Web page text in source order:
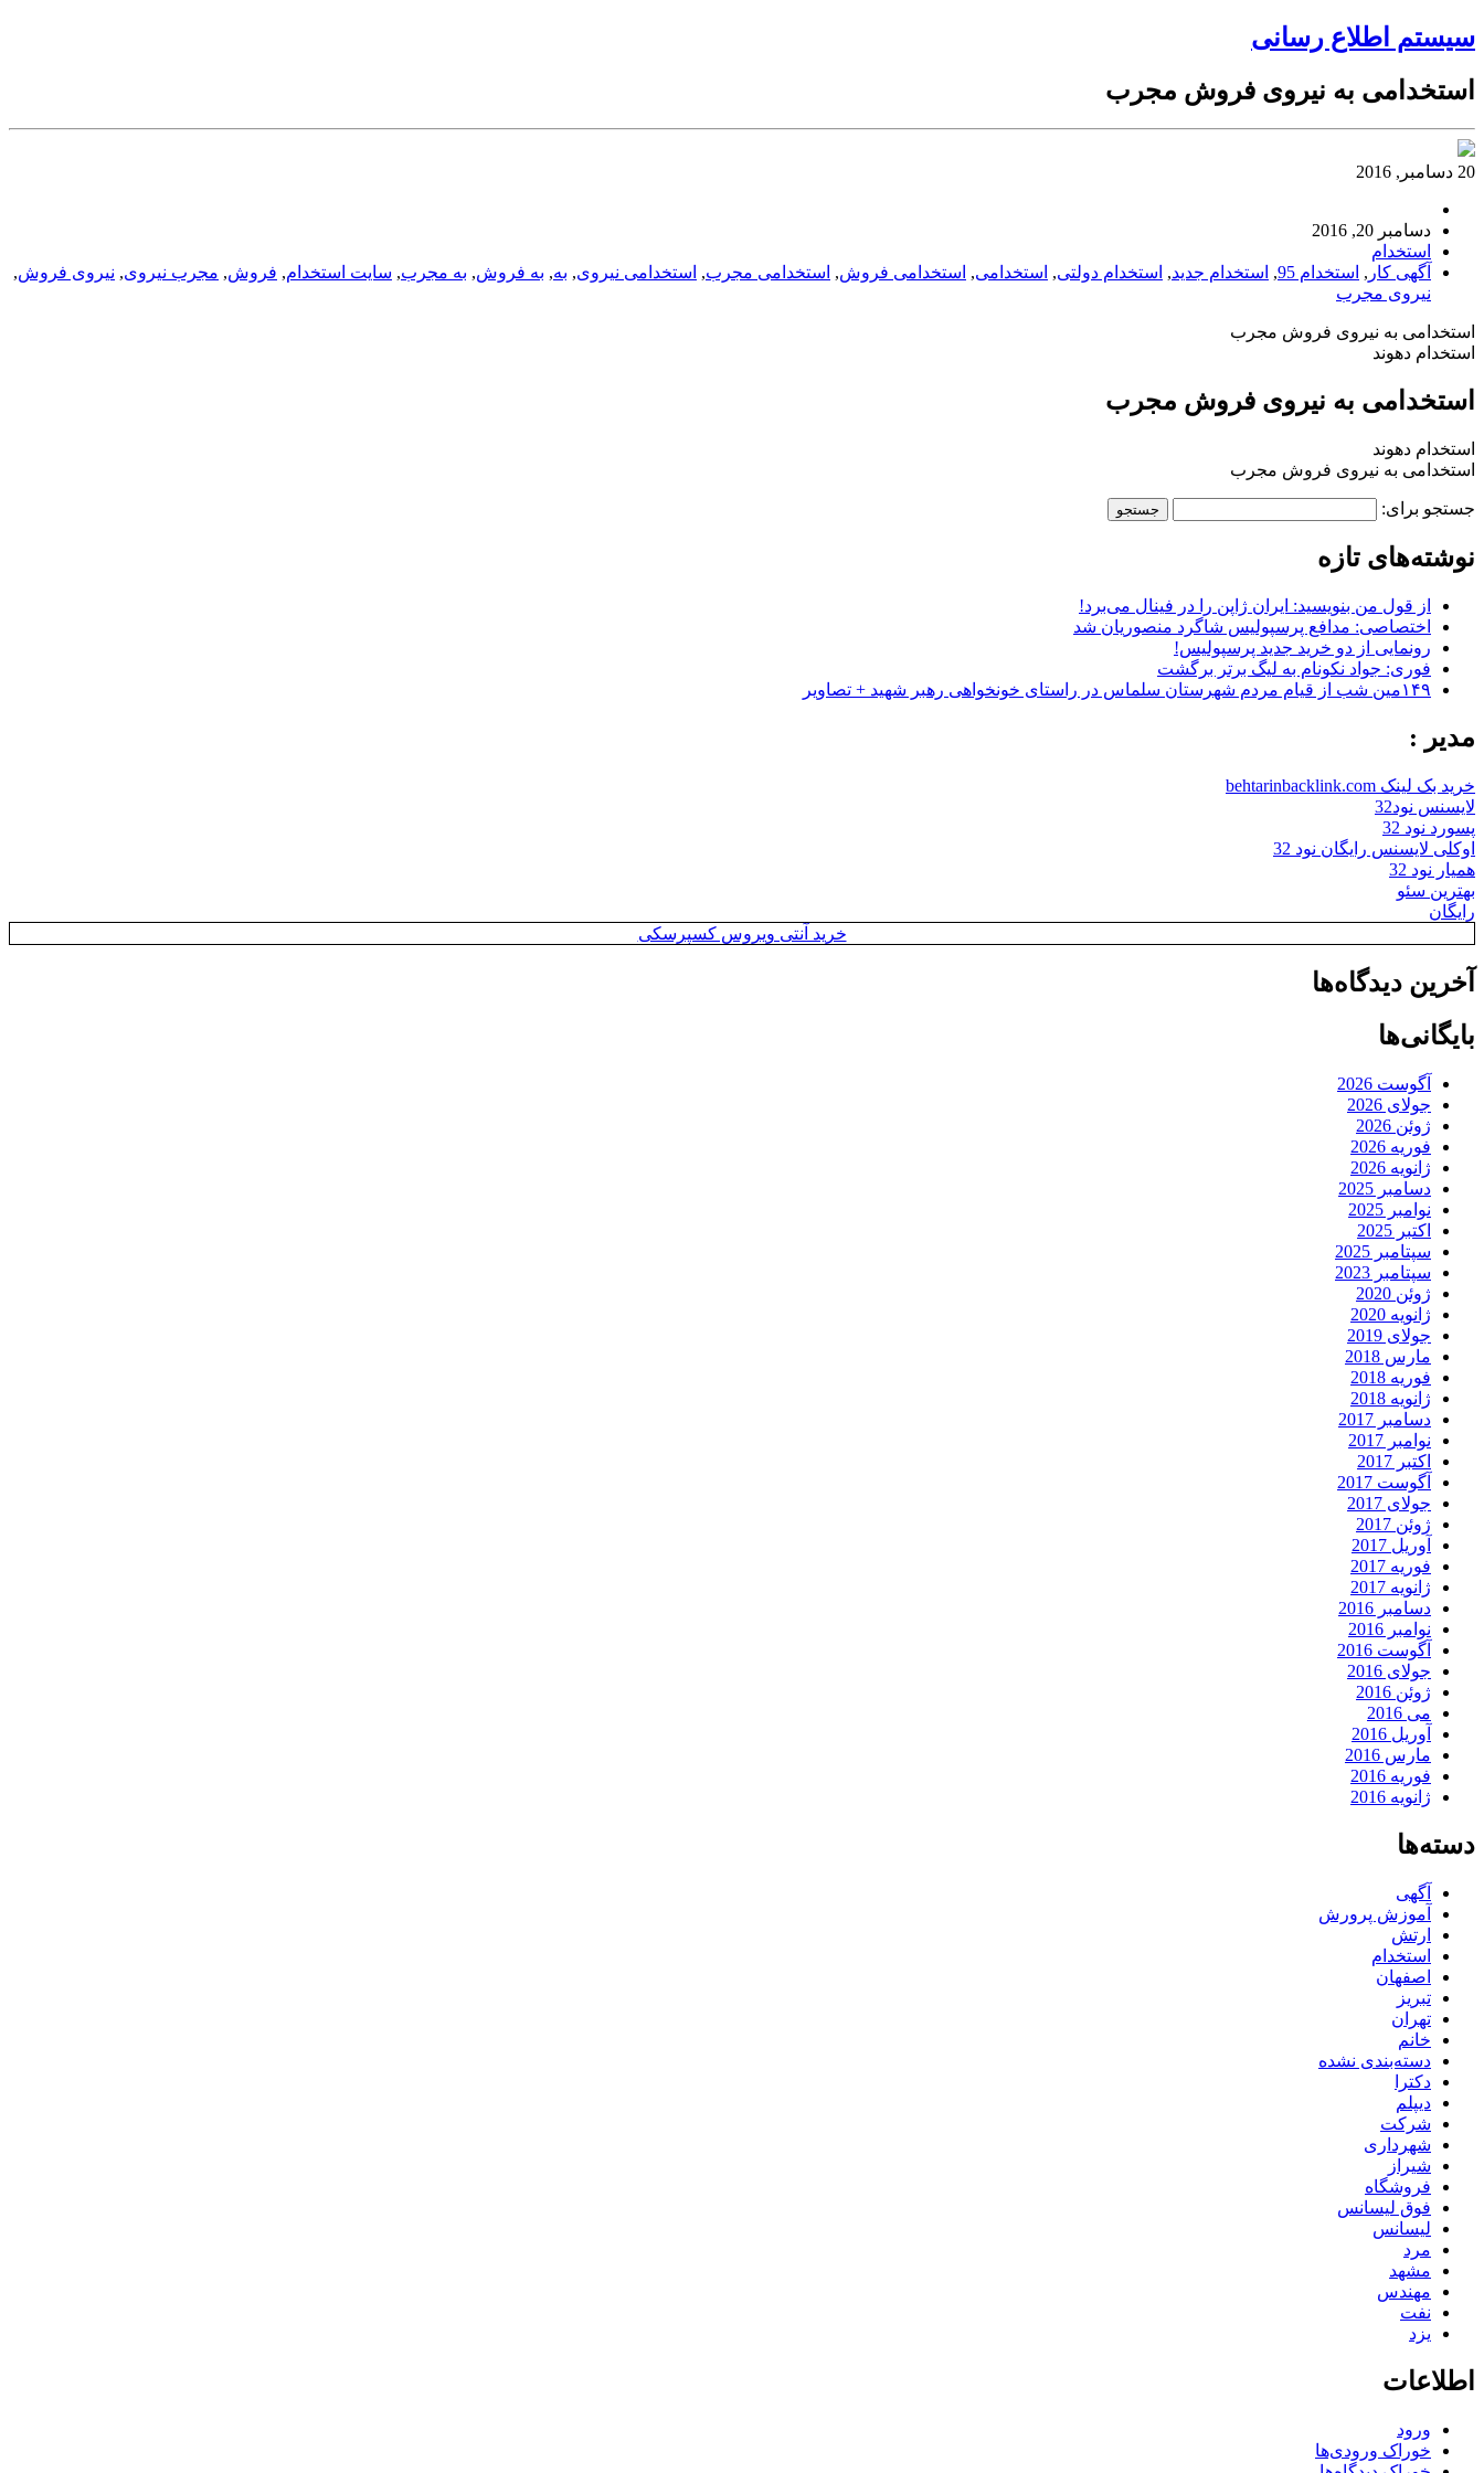
سیستم اطلاع رسانی
استخدامی به نیروی فروش مجرب
20 دسامبر, 2016
دسامبر 20, 2016
استخدام
آگهی کار , استخدام 95 , استخدام جدید, استخدام دولتی, استخدامی, استخدامی فروش, استخدامی مجرب, استخدامی نیروی, به, به فروش, به مجرب, سایت استخدام, فروش, مجرب نیروی, نیروی فروش,
نیروی مجرب
استخدامی به نیروی فروش مجرب
استخدام دهوند
استخدامی به نیروی فروش مجرب
استخدام دهوند
استخدامی به نیروی فروش مجرب
جستجو برای:
نوشته‌های تازه
از قول من بنویسید: ایران ژاپن را در فینال می‌برد!
اختصاصی: مدافع پرسپولیس شاگرد منصوریان شد
رونمایی از دو خرید جدید پرسپولیس!
فوری: جواد نکونام به لیگ برتر برگشت
۱۴۹مین شب از قیام مردم شهرستان سلماس در راستای خونخواهی رهبر شهید + تصاویر
مدیر :
خرید بک لینک behtarinbacklink.com
لایسنس نود32
پسورد نود 32
اوکلی لایسنس رایگان نود 32
همیار نود 32
بهترین سئو
رایگان
خرید آنتی ویروس کسپرسکی
آخرین دیدگاه‌ها
بایگانی‌ها
آگوست 2026
جولای 2026
ژوئن 2026
فوریه 2026
ژانویه 2026
دسامبر 2025
نوامبر 2025
اکتبر 2025
سپتامبر 2025
سپتامبر 2023
ژوئن 2020
ژانویه 2020
جولای 2019
مارس 2018
فوریه 2018
ژانویه 2018
دسامبر 2017
نوامبر 2017
اکتبر 2017
آگوست 2017
جولای 2017
ژوئن 2017
آوریل 2017
فوریه 2017
ژانویه 2017
دسامبر 2016
نوامبر 2016
آگوست 2016
جولای 2016
ژوئن 2016
می 2016
آوریل 2016
مارس 2016
فوریه 2016
ژانویه 2016
دسته‌ها
آگهی
آموزش پرورش
ارتش
استخدام
اصفهان
تبریز
تهران
خانم
دسته‌بندی نشده
دکترا
دیپلم
شرکت
شهرداری
شیراز
فروشگاه
فوق لیسانس
لیسانس
مرد
مشهد
مهندس
نفت
یزد
اطلاعات
ورود
خوراک ورودی‌ها